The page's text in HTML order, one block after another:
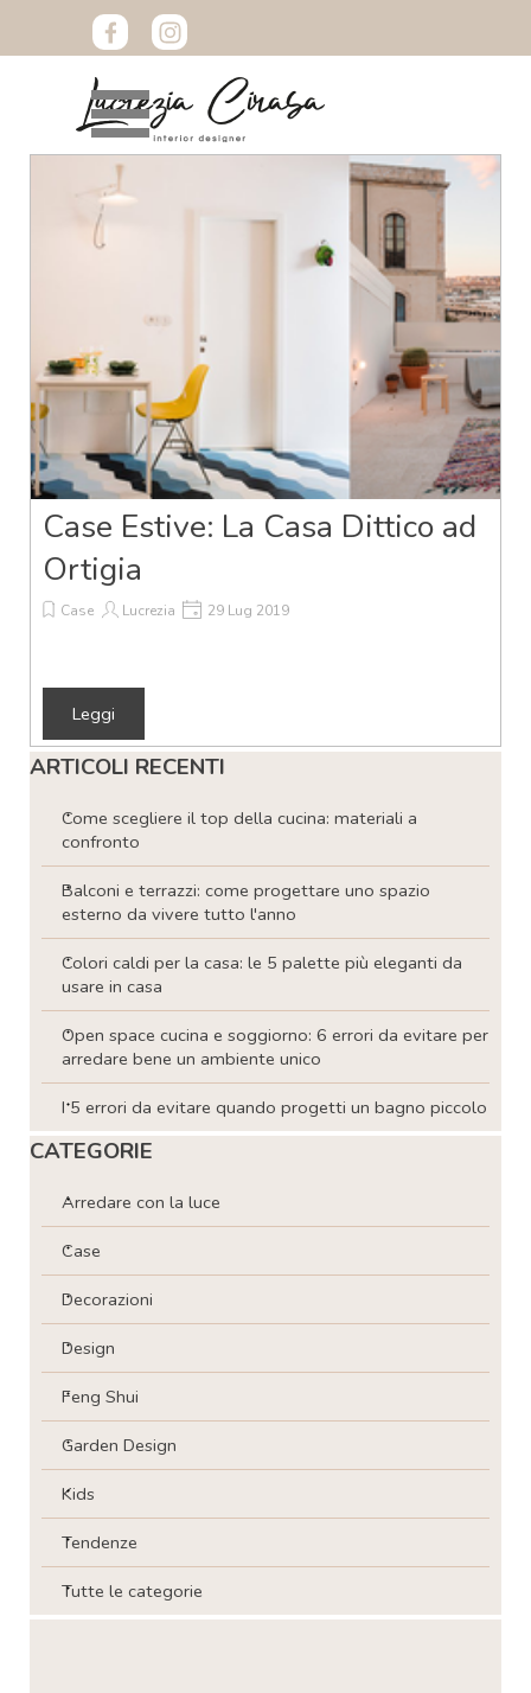
Case Estive: La Casa Dittico ad
Ortigia
Case Lucrezia 29 Lug 2019
Leggi
Salta blocco ARTICOLI RECENTI
ARTICOLI RECENTI
Come scegliere il top della cucina: materiali a
confronto
Balconi e terrazzi: come progettare uno spazio
esterno da vivere tutto l'anno
Colori caldi per la casa: le 5 palette più eleganti da
usare in casa
Open space cucina e soggiorno: 6 errori da evitare per
arredare bene un ambiente unico
I 5 errori da evitare quando progetti un bagno piccolo
Salta blocco CATEGORIE
CATEGORIE
Arredare con la luce
Case
Decorazioni
Design
Feng Shui
Garden Design
Kids
Tendenze
Tutte le categorie